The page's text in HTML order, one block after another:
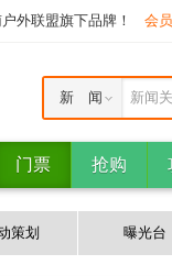
外联盟旗下品牌！ 会
新闻
新 闻
门票 抢购
策划 曝光台